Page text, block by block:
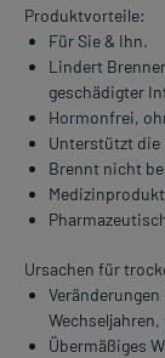
Produktvorteile:
Für Sie & Ihn.
Lindert
geschädigter
Hormonfrei,
Unterstützt die
Brennt nicht
Ursachen für
Übermäßiges